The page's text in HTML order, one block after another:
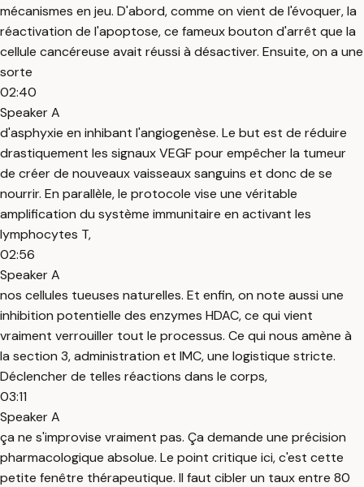
mécanismes en jeu. D'abord, comme on vient de l'évoquer, la
réactivation de l'apoptose, ce fameux bouton d'arrêt que la
cellule cancéreuse avait réussi à désactiver. Ensuite, on a une
sorte
02:40
Speaker A
d'asphyxie en inhibant l'angiogenèse. Le but est de réduire
drastiquement les signaux VEGF pour empêcher la tumeur
de créer de nouveaux vaisseaux sanguins et donc de se
nourrir. En parallèle, le protocole vise une véritable
amplification du système immunitaire en activant les
lymphocytes T,
02:56
Speaker A
nos cellules tueuses naturelles. Et enfin, on note aussi une
inhibition potentielle des enzymes HDAC, ce qui vient
vraiment verrouiller tout le processus. Ce qui nous amène à
la section 3, administration et IMC, une logistique stricte.
Déclencher de telles réactions dans le corps,
03:11
Speaker A
ça ne s'improvise vraiment pas. Ça demande une précision
pharmacologique absolue. Le point critique ici, c'est cette
petite fenêtre thérapeutique. Il faut cibler un taux entre 80